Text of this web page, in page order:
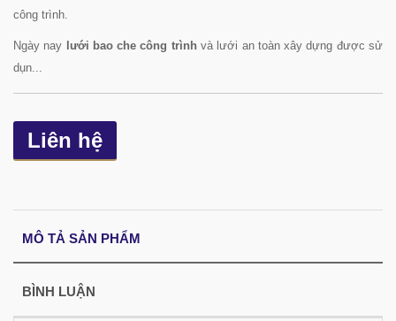
công trình.
Ngày nay lưới bao che công trình và lưới an toàn xây dựng được sử
dụn...
Liên hệ
MÔ TẢ SẢN PHẨM
BÌNH LUẬN